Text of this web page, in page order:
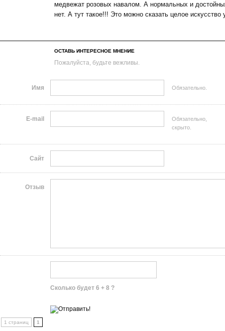
медвежат розовых навалом. А нормальных и
нет. А тут такое!!! Это можно сказать целое искусство
ОСТАВЬ ИНТЕРЕСНОЕ МНЕНИЕ
Пожалуйста, будьте вежливы.
Имя Обязательно.
E-mail
Обязательно,
скрыто.
Сайт
Отзыв
Сколько будет 6 + 8 ?
1 страниц 1